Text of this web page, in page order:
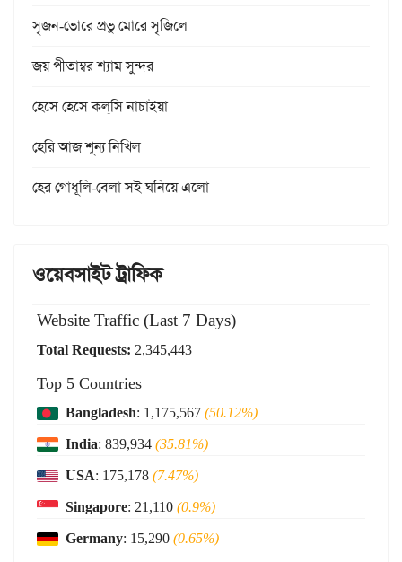
সৃজন-ভোরে প্রভু মোরে সৃজিলে
জয় পীতাম্বর শ্যাম সুন্দর
হেসে হেসে কল্‌সি নাচাইয়া
হেরি আজ শূন্য নিখিল
হের গোধূলি-বেলা সই ঘনিয়ে এলো
ওয়েবসাইট ট্রাফিক
Website Traffic (Last 7 Days)
Total Requests: 2,345,443
Top 5 Countries
Bangladesh: 1,175,567(50.12%)
India: 839,934(35.81%)
USA: 175,178(7.47%)
Singapore: 21,110(0.9%)
Germany: 15,290(0.65%)